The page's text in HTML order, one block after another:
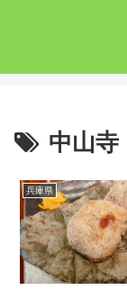
中山寺
兵庫県